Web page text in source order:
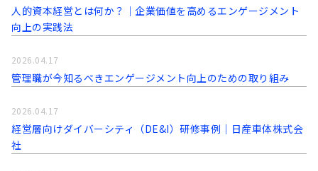
人的資本経営とは何か？｜企業価値を高めるエンゲージメント
向上の実践法
管理職が今知るべきエンゲージメント向上のための取り組み
2026.04.17
経営層向けダイバーシティ（DE&I）研修事例｜日産車体株式会
社
2026.04.17